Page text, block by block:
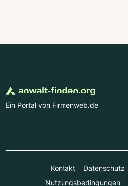
Ein Portal von Firmenweb.de
Kontakt Datenschutz
Nutzungsbedingungen